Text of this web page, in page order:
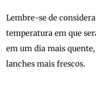
Lembre-se de
temperatura em que
em um dia mais
lanches mais frescos.